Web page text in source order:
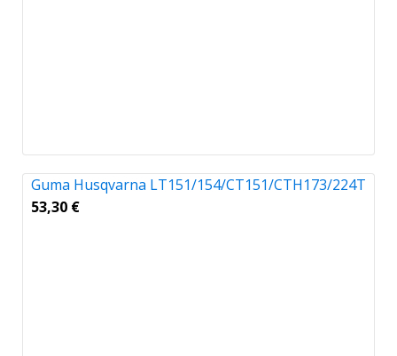
Guma Husqvarna LT151/154/CT151/CTH173/224T
53,30 €